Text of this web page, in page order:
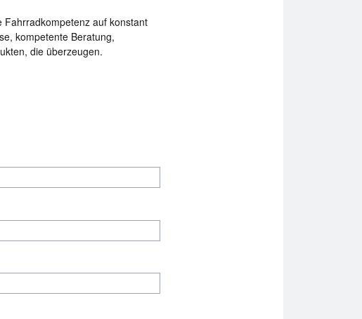
auf konstant
kompetente Beratung,
die überzeugen.